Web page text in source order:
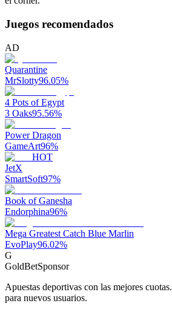
Juegos recomendados
AD
Quarantine
MrSlotty96.05%
4 Pots of Egypt
3 Oaks95.56%
Power Dragon
GameArt96%
HOT
JetX
SmartSoft97%
Book of Ganesha
Endorphina96%
Mega Greatest Catch Blue Marlin
EvoPlay96.02%
G
GoldBetSponsor
Apuestas deportivas con las mejores
para nuevos usuarios.